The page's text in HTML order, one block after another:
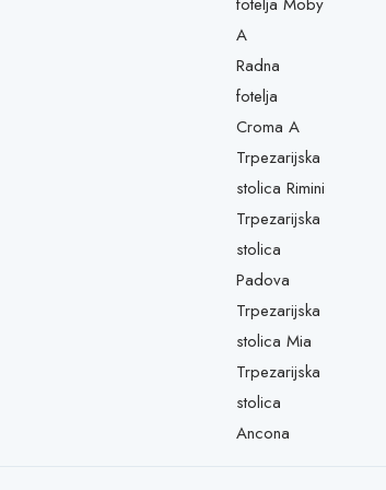
A
Radna
fotelja
Croma A
Trpezarijska
stolica Rimini
Trpezarijska
stolica
Padova
Trpezarijska
stolica Mia
Trpezarijska
stolica
Ancona